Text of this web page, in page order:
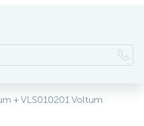
+ VLS010201 Voltum